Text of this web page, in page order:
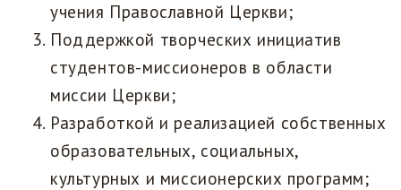
учения Православной Церкви;
Поддержкой творческих инициатив
студентов-миссионеров в области
миссии Церкви;
Разработкой и реализацией собственных
образовательных, социальных,
культурных и миссионерских программ;